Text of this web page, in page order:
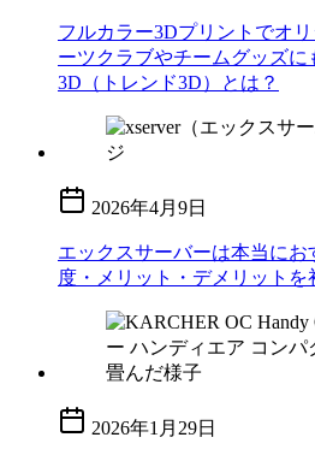
フルカラー3Dプリントでオ
ーツクラブやチームグッズに
3D（トレンド3D）とは？
2026年4月9日
エックスサーバーは本当に
度・メリット・デメリットを
2026年1月29日